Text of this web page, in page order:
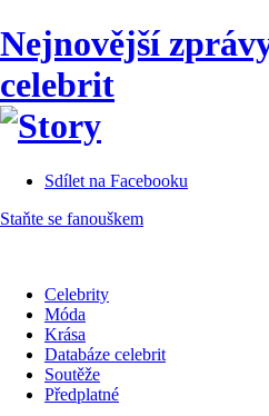
Nejnovější
celebrit
Sdílet na Facebooku
Staňte se fanouškem
Celebrity
Móda
Krása
Databáze celebrit
Soutěže
Předplatné